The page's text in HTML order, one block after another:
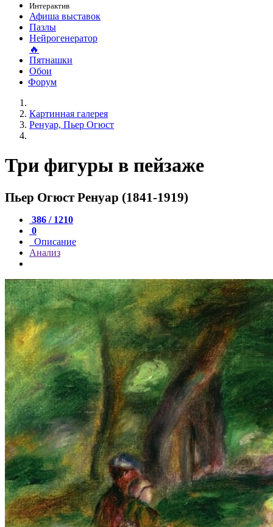
Интерактив
Афиша выставок
Пазлы
Нейрогенератор
🔥
Пятнашки
Обои
Форум
Картинная галерея
Ренуар, Пьер Огюст
Три фигуры в пейзаже
Пьер Огюст Ренуар (1841-1919)
386 / 1210
0
Описание
Анализ